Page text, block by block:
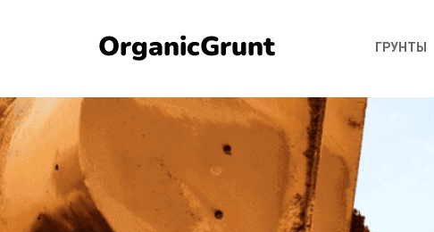
OrganicGrunt ГРУНТЫ